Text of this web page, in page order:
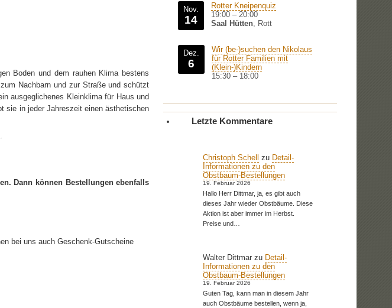
Boden und dem rauhen Klima bestens
Nachbarn und zur Straße und schützt
ausgeglichenes Kleinklima für Haus und
sie in jeder Jahreszeit einen ästhetischen
Dann können Bestellungen ebenfalls
bei uns auch Geschenk-Gutscheine
Nov.
14
Rotter Kneipenquiz
19:00 – 20:00
Saal Hütten , Rott
Dez.
6
Wir (be-)suchen den Nikolaus
für Rotter Familien mit
(Klein-)Kindern
15:30 – 18:00
Letzte Kommentare
Christoph Schell zu Detail-
Informationen zu den
Obstbaum-Bestellungen
19. Februar 2026
Hallo Herr Dittmar, ja, es gibt auch
dieses Jahr wieder Obstbäume. Diese
Aktion ist aber immer im Herbst.
Preise und…
Walter Dittmarzu Detail-
Informationen zu den
Obstbaum-Bestellungen
19. Februar 2026
Guten Tag, kann man in diesem Jahr
auch Obstbäume bestellen, wenn ja,